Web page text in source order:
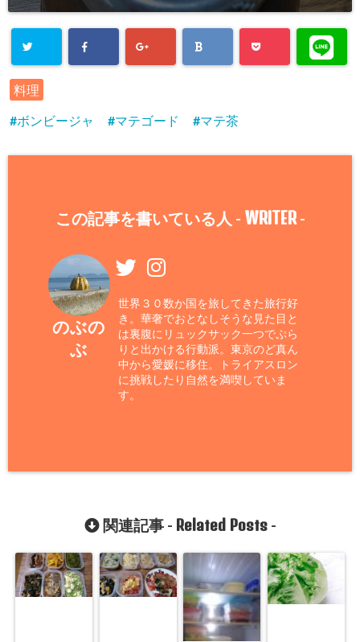
料理
ボンビージャ
マテゴード マテ茶
この記事を書いている人 - WRITER-
のぶの
ぶ
世界３０数か国を旅してきた旅行好
き。華奢でおとなしそうな見た目と
は裏腹にリュックサック一つでぷら
りと出かける行動派。東京のど真ん
中から愛媛に移住。トライアスロン
に挑戦したり自然を満喫していま
す。
関連記事 - Related Posts-